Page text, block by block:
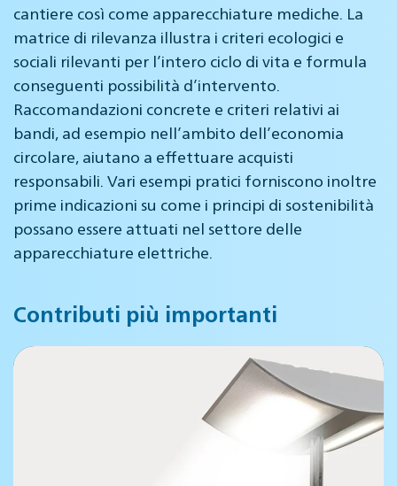
cantiere così come apparecchiature mediche. La
matrice di rilevanza illustra i criteri ecologici e
sociali rilevanti per l’intero ciclo di vita e formula
conseguenti possibilità d’intervento.
Raccomandazioni concrete e criteri relativi ai
bandi, ad esempio nell’ambito dell’economia
circolare, aiutano a effettuare acquisti
responsabili. Vari esempi pratici forniscono inoltre
prime indicazioni su come i principi di sostenibilità
possano essere attuati nel settore delle
apparecchiature elettriche.
Contributi più importanti